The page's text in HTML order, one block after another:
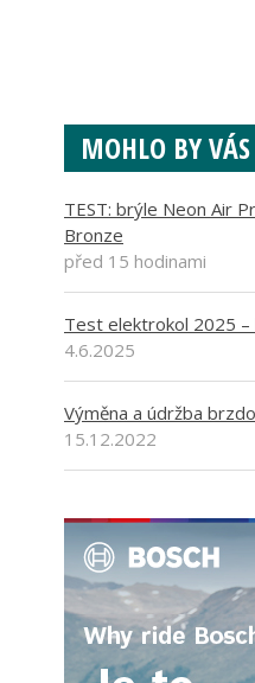
MOHLO BY
TEST: brýle Neon Air
Bronze
před 15 hodinami
Test elektrokol 2025 –
4.6.2025
Výměna a údržba
15.12.2022